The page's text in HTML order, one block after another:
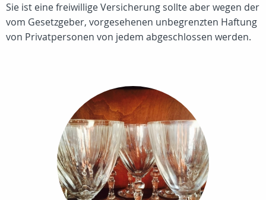
Sie ist eine freiwillige Versicherung sollte aber wegen der
vom Gesetzgeber, vorgesehenen unbegrenzten Haftung
von Privatpersonen von jedem abgeschlossen werden.